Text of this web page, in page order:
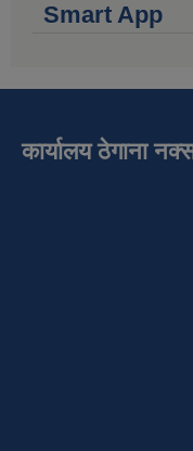
Smart App
कार्यालय ठेगाना